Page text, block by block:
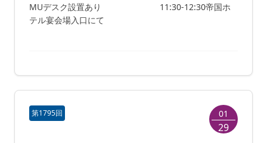
MUデスク設置あり 11:30-12:30帝国ホ
テル宴会場入口にて
第1795回 01
29